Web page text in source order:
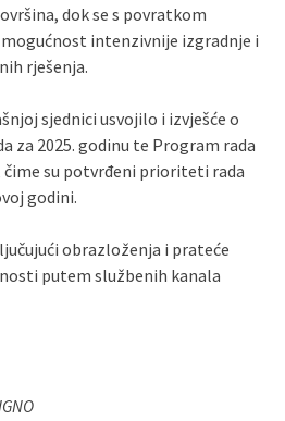
dok se s povratkom
intenzivnije izgradnje i
rješenja.
sjednici usvojilo i izvješće o
za 2025. godinu te Program rada
čime su potvrđeni prioriteti rada
godini.
obrazloženja i prateće
putem službenih kanala